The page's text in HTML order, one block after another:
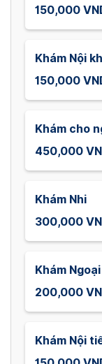
150,000
Khám Nội
150,000
Khám cho
450,000
Khám Nhi
300,000
Khám
200,000
Khám Nội